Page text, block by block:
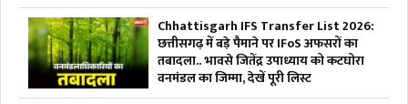
Chhattisgarh IFS Transfer List 2026:
छत्तीसगढ़ में बड़े पैमाने पर IFoS अफसरों का
तबादला.. भावसे जितेंद्र उपाध्याय को कटघोरा
वनमंडल का जिम्मा, देखें पूरी लिस्ट